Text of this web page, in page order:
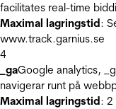
facilitates real-time
Maximal lagringstid:
www.track.garnius.se
4
_gaGoogle analytics,
navigerar runt på
Maximal lagringstid: 2